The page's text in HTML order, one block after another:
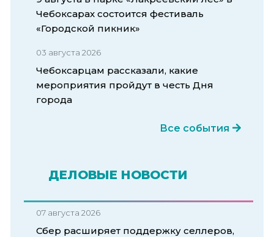
Чебоксарах состоится фестиваль
«Городской пикник»
03 августа 2026
Чебоксарцам рассказали, какие
мероприятия пройдут в честь Дня
города
Все события
ДЕЛОВЫЕ НОВОСТИ
07 августа 2026
Сбер расширяет поддержку селлеров,